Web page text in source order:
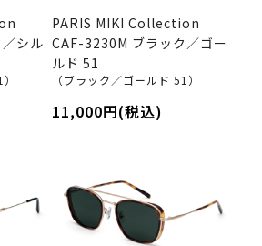
シル
PARIS MIKI Collection
CAF-3230M ブラック／ゴー
ルド 51
（ブラック／ゴールド 51）
11,000円(税込)